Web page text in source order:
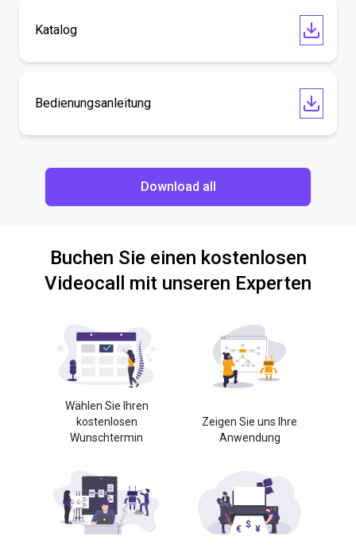
Katalog
Bedienungsanleitung
Download all
Buchen Sie einen kostenlosen
Videocall mit unseren Experten
Wählen Sie Ihren
kostenlosen
Wunschtermin
Zeigen Sie uns Ihre
Anwendung